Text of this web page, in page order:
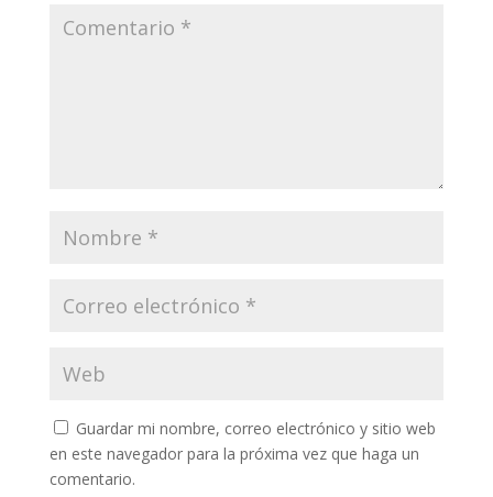
Guardar mi nombre, correo electrónico y sitio web
en este navegador para la próxima vez que haga un
comentario.